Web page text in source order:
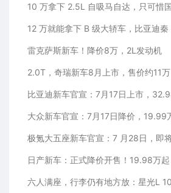
雷克萨斯新车！降价8万，2L发动机
2.0T，奇瑞新车8月上市，售价约11万
日产新车：正式降价开售！19.98万起